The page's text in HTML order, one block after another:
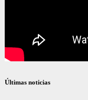
Últimas noticias